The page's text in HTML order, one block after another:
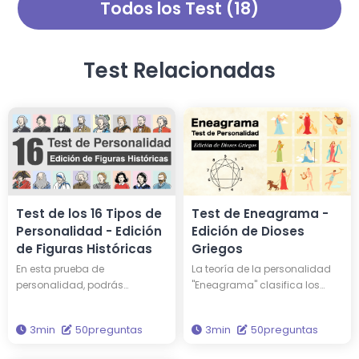
de este diagnóstico,
obtendrás sabiduría para
simple quiz, es una prueba de
psicopatía profunda. ¿Serás
Todos los Test (18)
Test Relacionadas
Test de los 16 Tipos de
Personalidad - Edición
de Figuras Históricas
En esta prueba de
personalidad, podrás
famosa entre las 16 figuras
3min 50preguntas
Test de Eneagrama -
Edición de Dioses
Griegos
La teoría de la personalidad
"Eneagrama" clasifica los
diagnóstico, descubrirás tu
3min 50preguntas